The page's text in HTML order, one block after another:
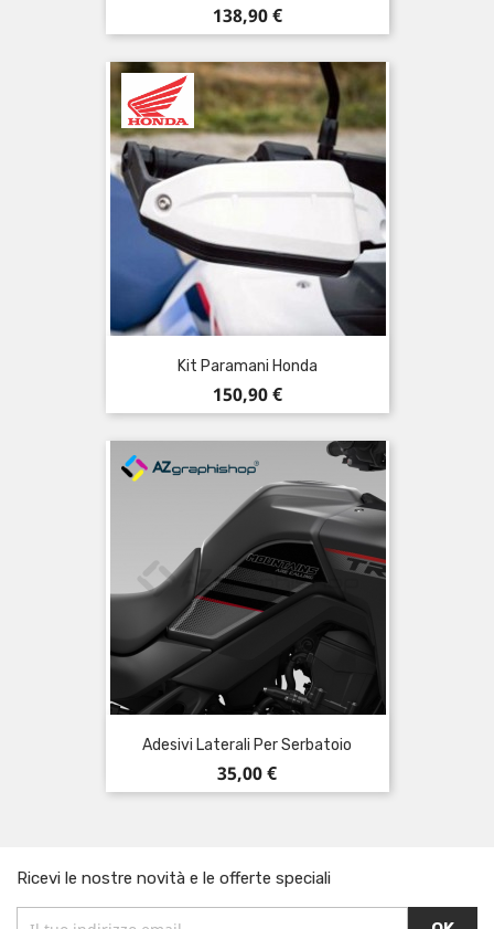
Prezzo
138,90 €
Kit Paramani Honda
Prezzo
150,90 €
Adesivi Laterali Per Serbatoio
Prezzo
35,00 €
Ricevi le nostre novità e le offerte speciali